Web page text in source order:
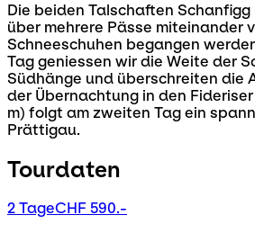
Die beiden Talschaften
über mehrere Pässe miteinander
Schneeschuhen begangen
Tag geniessen wir die Weite der
Südhänge und überschreiten die
der Übernachtung in den
m) folgt am zweiten Tag ein
Prättigau.
Tourdaten
2 TageCHF 590.-